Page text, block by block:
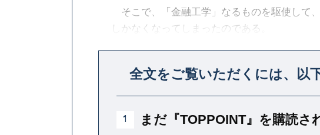
そこで、「金融工学」なるものを駆使して
しかなくなってしまったのである。
ど、あり得ない話を前提に理論が構築されて
全文をご覧いただくには、 以
1 まだ『TOPPOINT』を購読さ